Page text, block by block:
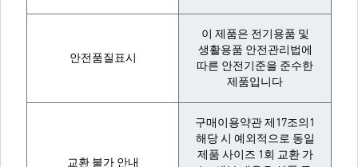
안전품질표시
이 제품은 전기용품 및
생활용품 안전관리법에
따른 안전기준을 준수한
제품입니다
교환 불가 안내
구매이용약관 제17조의1
해당 시 예외적으로 동일
제품 사이즈 1회 교환 가